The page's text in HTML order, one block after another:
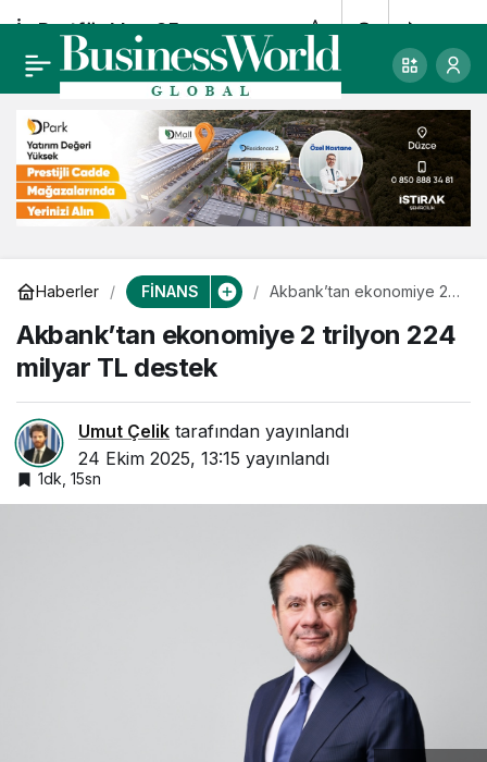
Haberler FİNANS
Akbank’tan ekonomiye 2
destek
Akbank’tan ekonomiye 2 trilyon 224
milyar TL destek
Umut Çelik tarafından yayınlandı
24 Ekim 2025, 13:15 yayınlandı
1dk, 15sn
İş Portföy’den 25
yılda 25 milyar doları
aşan büyüklük
0 Paylaş